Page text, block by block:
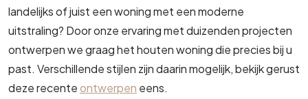
landelijks of juist een woning met een moderne
uitstraling? Door onze ervaring met duizenden projecten
ontwerpen we graag het houten woning die precies bij u
past. Verschillende stijlen zijn daarin mogelijk, bekijk gerust
deze recenteontwerpen eens.